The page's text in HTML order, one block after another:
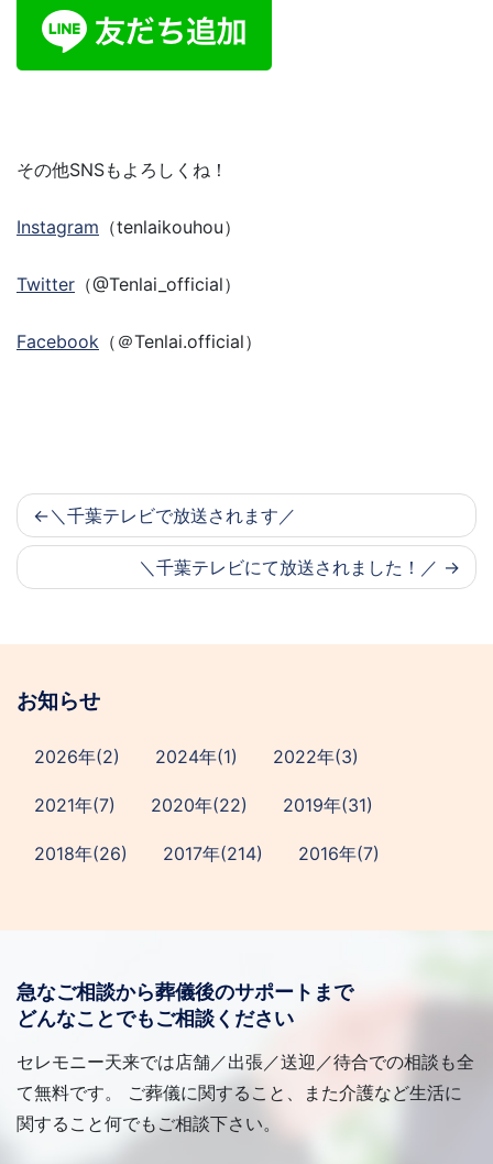
その他SNSもよろしくね！
Instagram （tenlaikouhou）
Twitter （@Tenlai_official）
Facebook （＠Tenlai.official）
＼千葉テレビで放送されます／
＼千葉テレビにて放送されました！／
お知らせ
2026年(2) 2024年(1) 2022年(3)
2021年(7) 2020年(22) 2019年(31)
2018年(26) 2017年(214) 2016年(7)
急なご相談から葬儀後のサポートまで
どんなことでもご相談ください
セレモニー天来では店舗／出張／送迎／待合での相談も全
て無料です。 ご葬儀に関すること、また介護など生活に
関すること何でもご相談下さい。